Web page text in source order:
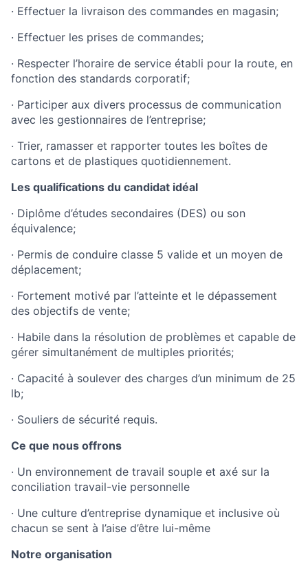
· Effectuer la livraison des commandes en magasin;
· Effectuer les prises de commandes;
· Respecter l’horaire de service établi pour la route, en
fonction des standards corporatif;
· Participer aux divers processus de communication
avec les gestionnaires de l’entreprise;
· Trier, ramasser et rapporter toutes les boîtes de
cartons et de plastiques quotidiennement.
Les qualifications du candidat idéal
· Diplôme d’études secondaires (DES) ou son
équivalence;
· Permis de conduire classe 5 valide et un moyen de
déplacement;
· Fortement motivé par l’atteinte et le dépassement
des objectifs de vente;
· Habile dans la résolution de problèmes et capable de
gérer simultanément de multiples priorités;
· Capacité à soulever des charges d’un minimum de 25
lb;
· Souliers de sécurité requis.
Ce que nous offrons
· Un environnement de travail souple et axé sur la
conciliation travail-vie personnelle
· Une culture d’entreprise dynamique et inclusive où
chacun se sent à l’aise d’être lui-même
Notre organisation